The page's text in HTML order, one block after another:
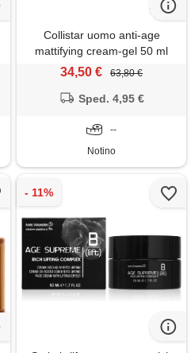
Collistar uomo anti-age
mattifying cream-gel 50 ml
34,50 € 63,80 €
Sped. 4,95 €
--
Notino